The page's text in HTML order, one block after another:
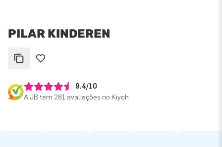
PILAR KINDEREN
9.4/10
A JB tem 281 avaliações no Kiyoh